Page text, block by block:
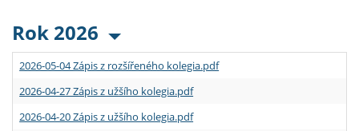
Rok 2026
2026-05-04 Zápis z rozšířeného kolegia.pdf
2026-04-27 Zápis z užšího kolegia.pdf
2026-04-20 Zápis z užšího kolegia.pdf